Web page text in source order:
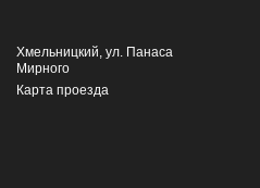
Хмельницкий, ул. Панаса
Мирного
Карта проезда